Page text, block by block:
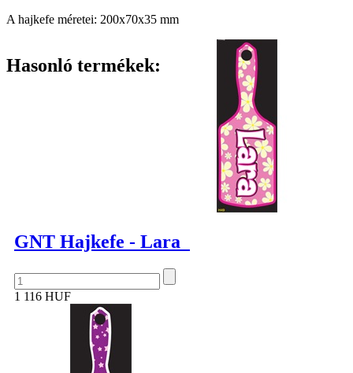
A hajkefe méretei: 200x70x35 mm
Hasonló termékek:
GNT Hajkefe - Lara
1 116 HUF